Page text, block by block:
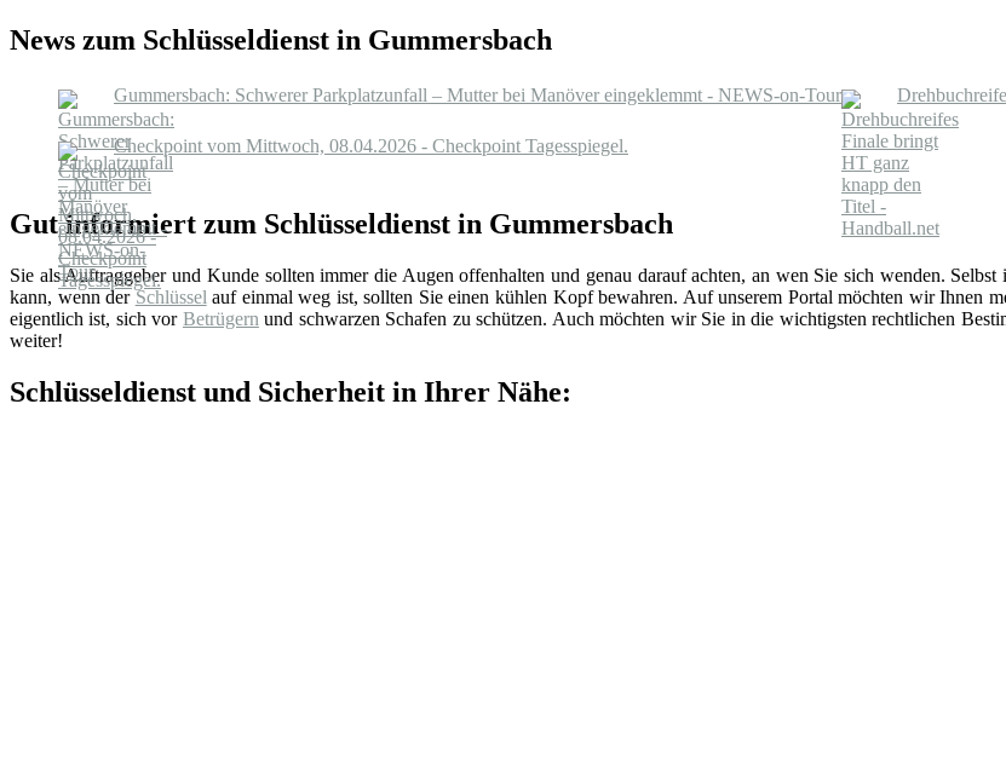
News zum Schlüsseldienst in Gummersbach
Gummersbach: Schwerer Parkplatzunfall – Mutter bei Manöver eingeklemmt - NEWS-on-Tour
Checkpoint vom Mittwoch, 08.04.2026 - Checkpoint Tagesspiegel.
Gut informiert zum Schlüsseldienst in Gummersbach
Sie als Auftraggeber und Kunde sollten immer die Augen offenhalten und genau darauf achten, an wen Sie sich wenden.
kann, wenn derSchlüssel auf einmal weg ist, sollten Sie einen kühlen Kopf bewahren. Auf unserem Portal möchten wir Ihnen
eigentlich ist, sich vor Betrügern und schwarzen Schafen zu schützen. Auch möchten wir Sie in die wichtigsten rechtlichen
weiter!
Schlüsseldienst und Sicherheit in Ihrer Nähe: